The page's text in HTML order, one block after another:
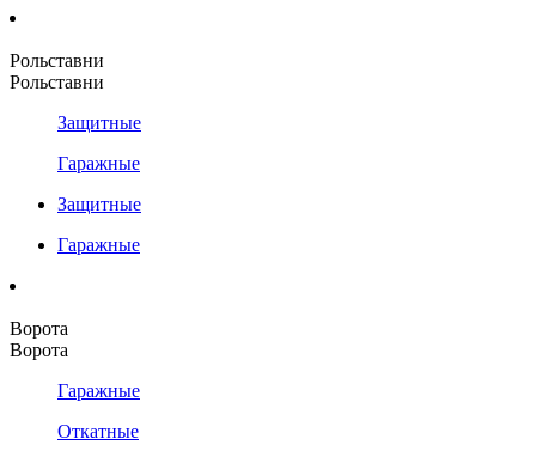
Рольставни
Рольставни
Защитные
Гаражные
Защитные
Гаражные
Ворота
Ворота
Гаражные
Откатные